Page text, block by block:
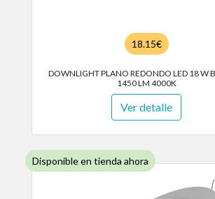
18.15€
DOWNLIGHT PLANO REDONDO LED 18 W
1450 LM 4000K
Ver detalle
Disponible en tienda ahora